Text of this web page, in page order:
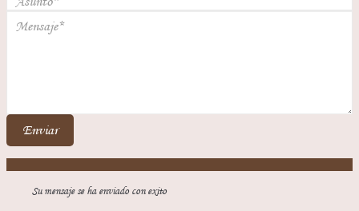
Enviar
Su mensaje se ha enviado con exito